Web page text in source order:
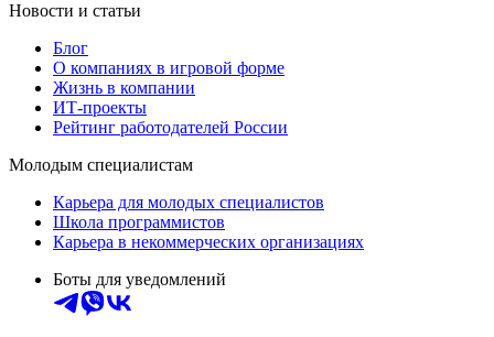
Новости и статьи
Блог
О компаниях в игровой форме
Жизнь в компании
ИТ-проекты
Рейтинг работодателей России
Молодым специалистам
Карьера для молодых специалистов
Школа программистов
Карьера в некоммерческих организациях
Боты для уведомлений